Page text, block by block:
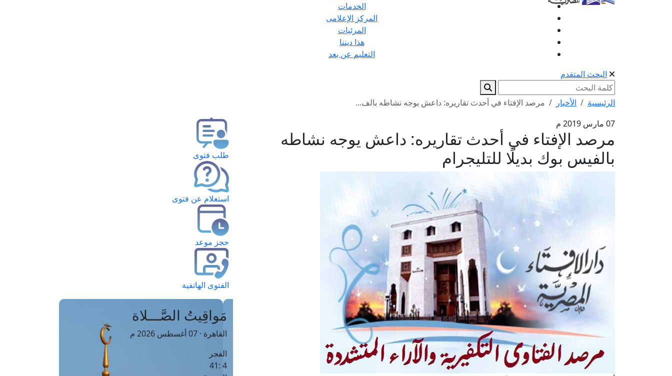
الخدمات
المركز الإعلامى
المرئيات
هذا ديننا
التعليم عن بعد
البحث المتقدم
الرئيسية الأخبار
مرصد الإفتاء في أحدث تقاريره: داعش يوجه نشاطه بالف...
07 مارس 2019 م
مرصد الإفتاء في أحدث تقاريره: داعش يوجه نشاطه
بالفيس بوك بديلًا للتليجرام
طلب فتوى
استعلام عن فتوى
حجز موعد
الفتوى الهاتفية
مَواقِيتُ الصَّـــلاة
القاهرة · 07 أغسطس 2026 م
الفجر
4 :41